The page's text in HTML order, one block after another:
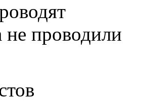
не проводили